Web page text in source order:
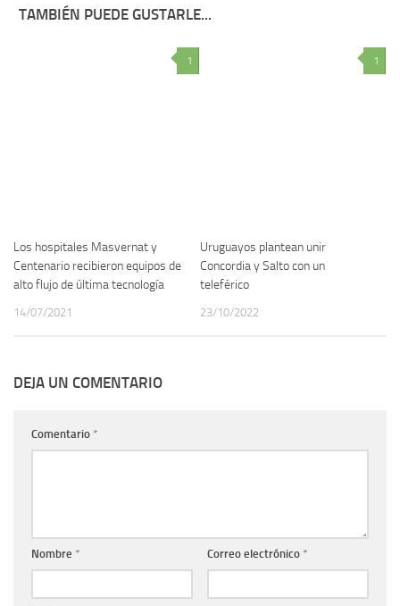
TAMBIÉN PUEDE GUSTARLE...
1
Los hospitales Masvernat y
Centenario recibieron equipos de
alto flujo de última tecnología
14/07/2021
1
Uruguayos plantean unir
Concordia y Salto con un
teleférico
23/10/2022
DEJA UN COMENTARIO
Comentario *
Nombre * Correo electrónico *